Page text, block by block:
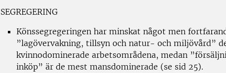
SEGREGERING
Könssegregeringen har minskat något men
”lagövervakning, tillsyn och natur- och miljövård”
kvinnodominerade arbetsområdena, medan
inköp” är de mest mansdominerade (se sid 25).